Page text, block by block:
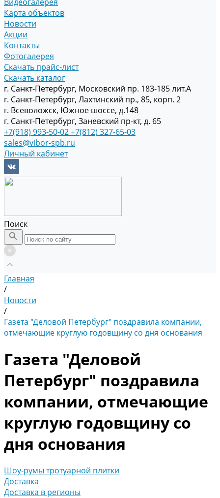
Карта объектов
Новости
Акции
Контакты
Фотогалерея
Скачать прайс-лист
Скачать каталог
г. Санкт-Петербург, Московский пр. 183-185 лит.А
г. Санкт-Петербург, Лахтинский пр., 85, корп. 2
г. Всеволожск, Южное шоссе, д.148
г. Санкт-Петербург, Заневский пр-кт, д. 65
+7(918) 993-50-02+7(812) 327-65-03
sales@vibor-spb.ru
Личный кабинет
Поиск
Главная
/
Новости
/
Газета "Деловой Петербург" поздравила компании,
отмечающие круглую годовщину со дня основания
Газета "Деловой
Петербург" поздравила
компании, отмечающие
круглую годовщину со
дня основания
Шоу-румы тротуарной плитки
Доставка
Доставка в регионы